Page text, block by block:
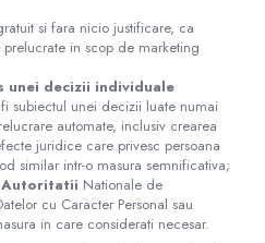
si fara nicio justificare, ca
in scop de marketing
unei decizii individuale
subiectul unei decizii luate numai
automate, inclusiv crearea
juridice care privesc persoana
similar intr-o masura semnificativa;
Autoritatii Nationale de
cu Caracter Personal sau
in care considerati necesar.